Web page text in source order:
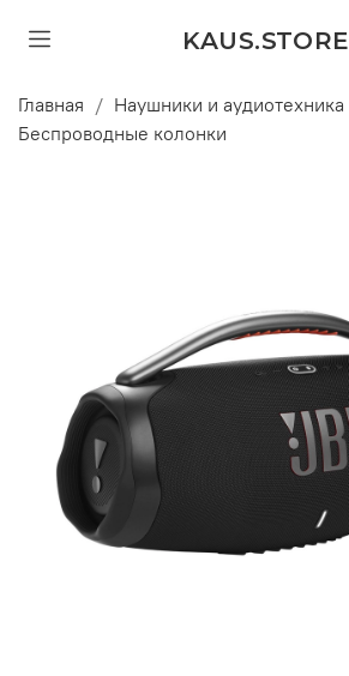
KAUS.STORE
Главная
Наушники и аудиотехника
Беспроводные колонки